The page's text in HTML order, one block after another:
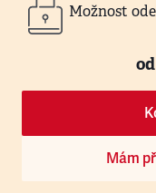
Možnost
od
Mám